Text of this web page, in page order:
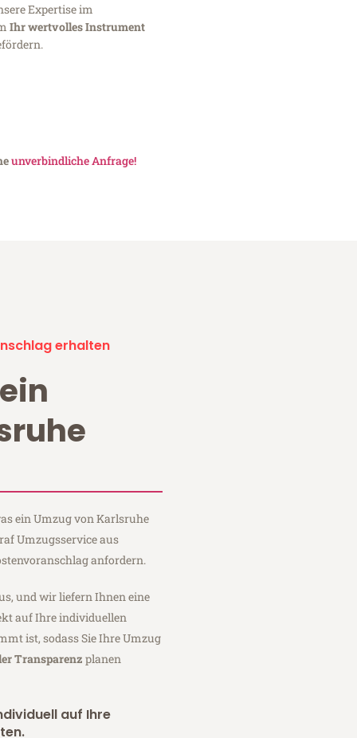
Expertise im
Ihr wertvolles Instrument
unverbindliche Anfrage!
erhalten
ein Umzug von Karlsruhe
Umzugsservice aus
anfordern.
und wir liefern Ihnen eine
auf Ihre individuellen
ist, sodass Sie Ihre Umzug
Transparenz planen
auf Ihre